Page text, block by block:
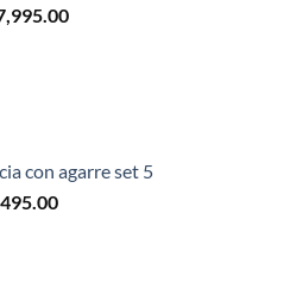
El
con agarre set 5
El